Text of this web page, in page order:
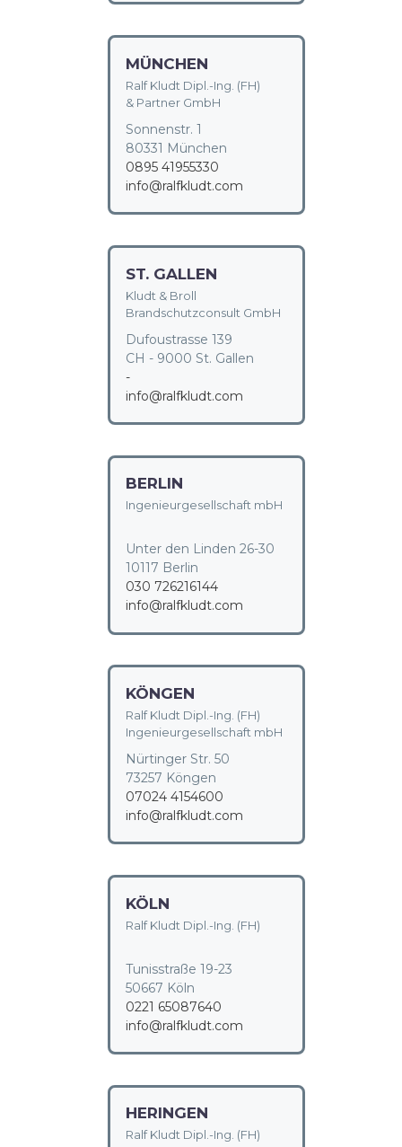
MÜNCHEN
Ralf Kludt Dipl.-Ing. (FH)
& Partner GmbH
Sonnenstr. 1
80331 München
0895 41955330
info@ralfkludt.com
ST. GALLEN
Kludt & Broll
Brandschutzconsult GmbH
Dufoustrasse 139
CH - 9000 St. Gallen
-
info@ralfkludt.com
BERLIN
Ingenieurgesellschaft mbH
Unter den Linden 26-30
10117 Berlin
030 726216144
info@ralfkludt.com
KÖNGEN
Ralf Kludt Dipl.-Ing. (FH)
Ingenieurgesellschaft mbH
Nürtinger Str. 50
73257 Köngen
07024 4154600
info@ralfkludt.com
KÖLN
Ralf Kludt Dipl.-Ing. (FH)
Tunisstraße 19-23
50667 Köln
0221 65087640
info@ralfkludt.com
HERINGEN
Ralf Kludt Dipl.-Ing. (FH)